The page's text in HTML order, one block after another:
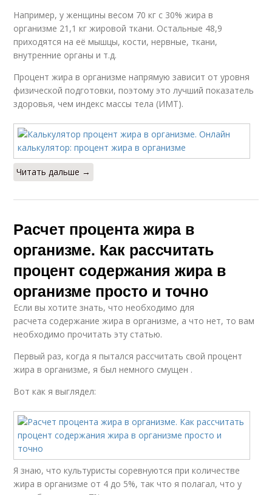
Например, у женщины весом 70 кг с 30% жира в
организме 21,1 кг жировой ткани. Остальные 48,9
приходятся на её мышцы, кости, нервные, ткани,
внутренние органы и т.д.
Процент жира в организме напрямую зависит от уровня
физической подготовки, поэтому это лучший показатель
здоровья, чем индекс массы тела (ИМТ).
Читать дальше →
Расчет процента жира в
организме. Как рассчитать
процент содержания жира в
организме просто и точно
Если вы хотите знать, что необходимо для
расчета содержание жира в организме, а что нет, то вам
необходимо прочитать эту статью.
Первый раз, когда я пытался рассчитать свой процент
жира в организме, я был немного смущен .
Вот как я выглядел:
Я знаю, что культуристы соревнуются при количестве
жира в организме от 4 до 5%, так что я полагал, что у